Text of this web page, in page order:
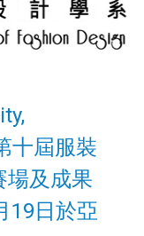
十屆服裝
場及成果
19日於亞